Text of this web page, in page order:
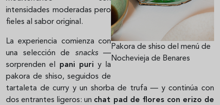
Pakora de shiso del menú de
Nochevieja de Benares
intensidades moderadas pero
fieles al sabor original.
La experiencia comienza con
una selección de snacks—
sorprenden el pani puri y la
pakora de shiso, seguidos de
tartaleta de curry y un shorba de trufa — y continúa con
dos entrantes ligeros: un chat pad de flores con erizo de